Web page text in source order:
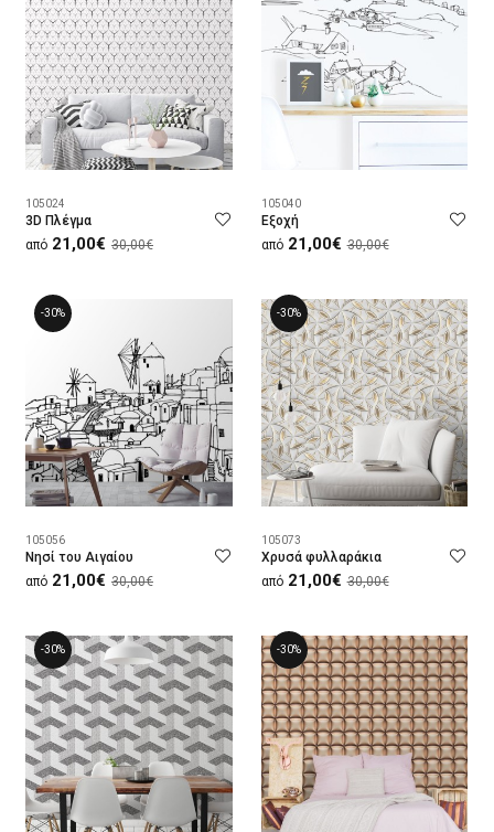
105024
3D Πλέγμα
από 21,00€ 30,00€
105040
Εξοχή
από 21,00€ 30,00€
-30%
105056
Νησί του Αιγαίου
από 21,00€ 30,00€
-30%
105073
Χρυσά φυλλαράκια
από 21,00€ 30,00€
-30% -30%